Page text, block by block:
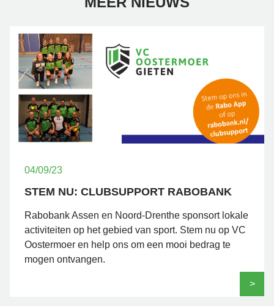
04/09/23
STEM NU: CLUBSUPPORT RABOBANK
Rabobank Assen en Noord-Drenthe sponsort lokale
activiteiten op het gebied van sport. Stem nu op VC
Oostermoer en help ons om een mooi bedrag te
mogen ontvangen.
>